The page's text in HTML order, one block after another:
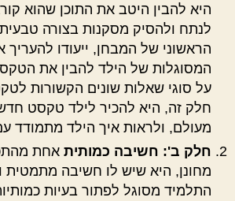
היא להבין היטב את התוכן שהוא
לנתח ולהסיק מסקנות בצורה
הראשוני של המבחן, ייעודו
המסוגלות של הילד להבין את
על סוגי שאלות שונים הקשורות
חלק זה, היא להכיר לילד טקסט
מעולם, ולראות איך הילד מתמודד
חלק ב': חשיבה כמותית אחת
מחונן, היא שיש לו חשיבה מתמטית
התלמיד מסוגל לפתור בעיות